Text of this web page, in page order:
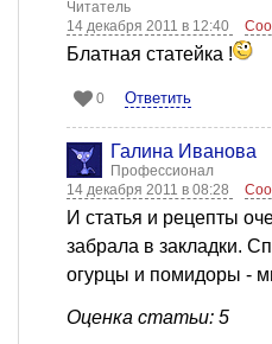
Читатель
14 декабря 2011 в 12:40
Блатная статейка !
0 Ответить
Галина Иванова
Профессионал
14 декабря 2011 в 08:28
И статья и рецепты
забрала в закладки.
огурцы и помидоры -
Оценка статьи: 5